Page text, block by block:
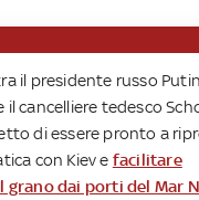
il presidente russo
il cancelliere tedesco
di essere pronto a
con Kiev e facilitare
grano dai porti del Mar